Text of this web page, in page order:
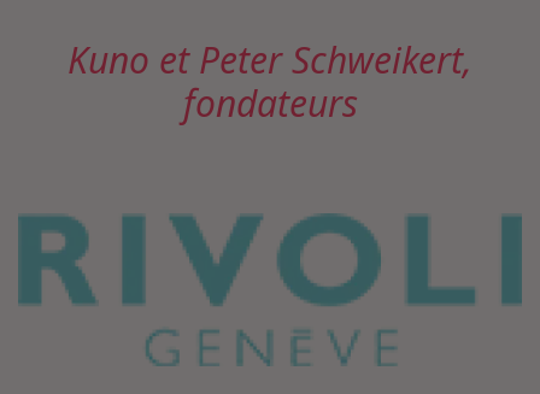
Kuno et Peter Schweikert,
fondateurs